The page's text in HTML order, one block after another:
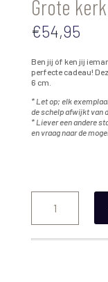
Grote
€54,95
Ben jij óf ken jij
perfecte cadeau!
6 cm.
* Let op; elk
de schelp afwijkt van
* Liever een andere
en vraag naar de
Grote
2.0
aantal